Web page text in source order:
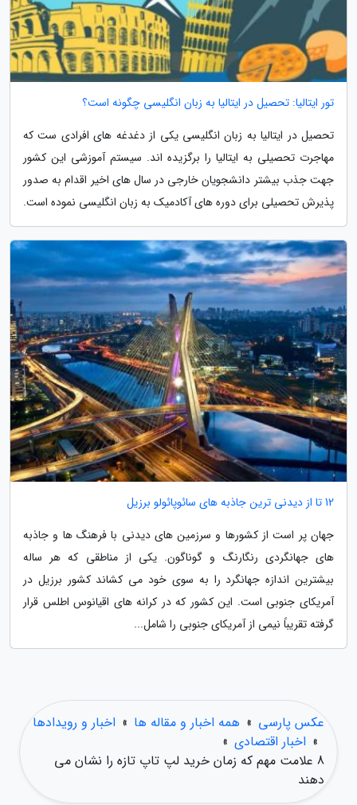
تور ایتالیا: تحصیل در ایتالیا به زبان انگلیسی چگونه است؟
تحصیل در ایتالیا به زبان انگلیسی یکی از دغدغه های افرادی ست که
مهاجرت تحصیلی به ایتالیا را برگزیده اند. سیستم آموزشی این کشور
جهت جذب بیشتر دانشجویان خارجی در سال های اخیر اقدام به صدور
پذیرش تحصیلی برای دوره های آکادمیک به زبان انگلیسی نموده است.
12 تا از دیدنی ترین جاذبه های سائوپائولو برزیل
جهان پر است از کشورها و سرزمین های دیدنی با فرهنگ ها و جاذبه
های جهانگردی رنگارنگ و گوناگون. یکی از مناطقی که هر ساله
بیشترین اندازه جهانگرد را به سوی خود می کشاند کشور برزیل در
آمریکای جنوبی است. این کشور که در کرانه های اقیانوس اطلس قرار
گرفته تقریباً نیمی از آمریکای جنوبی را شامل...
عکس پارسی » همه اخبار و مقاله ها » اخبار و رویدادها
» اخبار اقتصادی »
8 علامت مهم که زمان خرید لپ تاپ تازه را نشان می
دهند